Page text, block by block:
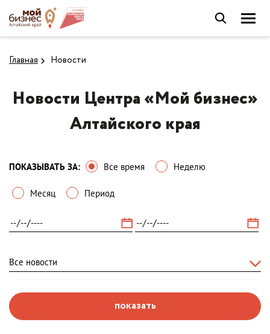
Главная Новости
Новости Центра «Мой бизнес»
Алтайского края
ПОКАЗЫВАТЬ ЗА: Все время Неделю
Месяц Период
показать